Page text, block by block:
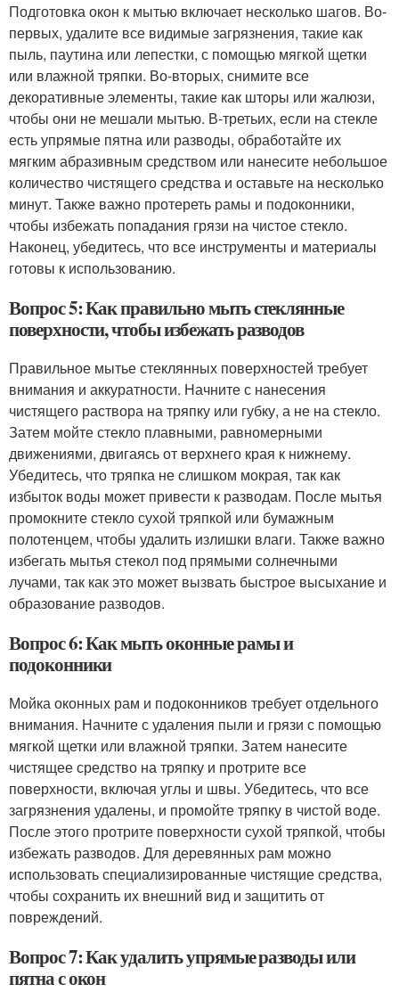
Подготовка окон к мытью включает несколько шагов. Во-
первых, удалите все видимые загрязнения, такие как
пыль, паутина или лепестки, с помощью мягкой щетки
или влажной тряпки. Во-вторых, снимите все
декоративные элементы, такие как шторы или жалюзи,
чтобы они не мешали мытью. В-третьих, если на стекле
есть упрямые пятна или разводы, обработайте их
мягким абразивным средством или нанесите небольшое
количество чистящего средства и оставьте на несколько
минут. Также важно протереть рамы и подоконники,
чтобы избежать попадания грязи на чистое стекло.
Наконец, убедитесь, что все инструменты и материалы
готовы к использованию.
Вопрос 5: Как правильно мыть стеклянные
поверхности, чтобы избежать разводов
Правильное мытье стеклянных поверхностей требует
внимания и аккуратности. Начните с нанесения
чистящего раствора на тряпку или губку, а не на стекло.
Затем мойте стекло плавными, равномерными
движениями, двигаясь от верхнего края к нижнему.
Убедитесь, что тряпка не слишком мокрая, так как
избыток воды может привести к разводам. После мытья
промокните стекло сухой тряпкой или бумажным
полотенцем, чтобы удалить излишки влаги. Также важно
избегать мытья стекол под прямыми солнечными
лучами, так как это может вызвать быстрое высыхание и
образование разводов.
Вопрос 6: Как мыть оконные рамы и
подоконники
Мойка оконных рам и подоконников требует отдельного
внимания. Начните с удаления пыли и грязи с помощью
мягкой щетки или влажной тряпки. Затем нанесите
чистящее средство на тряпку и протрите все
поверхности, включая углы и швы. Убедитесь, что все
загрязнения удалены, и промойте тряпку в чистой воде.
После этого протрите поверхности сухой тряпкой, чтобы
избежать разводов. Для деревянных рам можно
использовать специализированные чистящие средства,
чтобы сохранить их внешний вид и защитить от
повреждений.
Вопрос 7: Как удалить упрямые разводы или
пятна с окон